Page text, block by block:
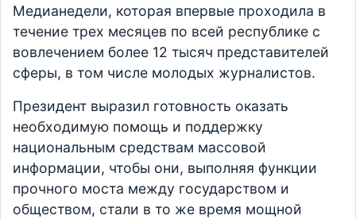
Медианедели, которая впервые проходила в
течение трех месяцев по всей республике с
вовлечением более 12 тысяч представителей
сферы, в том числе молодых журналистов.
Президент выразил готовность оказать
необходимую помощь и поддержку
национальным средствам массовой
информации, чтобы они, выполняя функции
прочного моста между государством и
обществом, стали в то же время мощной